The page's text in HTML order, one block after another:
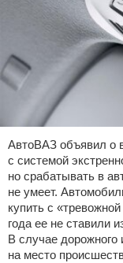
АвтоВАЗ объявил о
с системой
но срабатывать в
не умеет.
купить с
года ее не ставили
В случае дорожного
на место